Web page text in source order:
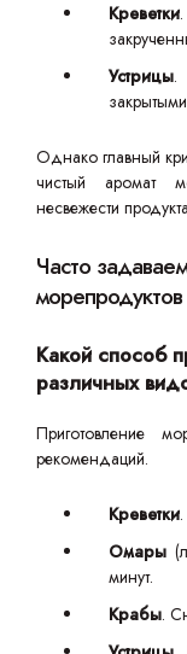
Креветки
Устрицы.
Однако главный
чистый аромат
несвежести
Часто
морепродуктов
Какой способ
различных
Приготовление
рекомендаций.
Креветки
Омары
минут.
Крабы.